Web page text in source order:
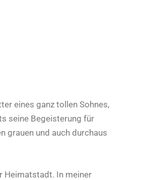
eines ganz tollen Sohnes,
seine Begeisterung für
grauen und auch durchaus
Heimatstadt. In meiner